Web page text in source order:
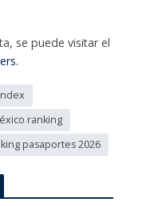
se puede visitar el
ranking
pasaportes 2026